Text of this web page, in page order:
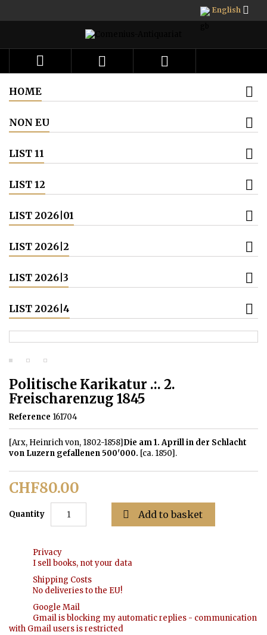
English 
  
HOME
NON EU
LIST 11
LIST 12
LIST 2026|01
LIST 2026|2
LIST 2026|3
LIST 2026|4
Politische Karikatur .:. 2.
Freischarenzug 1845
Reference 161704
[Arx, Heinrich von, 1802-1858]Die am 1. Aprill in der Schlacht
von Luzern gefallenen 500'000. [ca. 1850].
CHF80.00
Quantity  Add to basket
Privacy
I sell books, not your data
Shipping Costs
No deliveries to the EU!
Google Mail
Gmail is blocking my automatic replies - communication
with Gmail users is restricted